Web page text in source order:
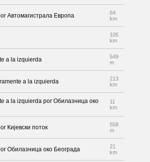
Автомагистрала Европа
64
km
105
km
a la izquierda
549
m
a la izquierda
213
km
a la izquierda por Обилазница око
11
km
Кијевски поток
558
m
Обилазница око Београда
21
km